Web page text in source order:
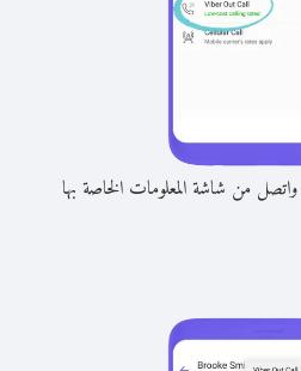
من شاشة المعلومات الخاصة بها